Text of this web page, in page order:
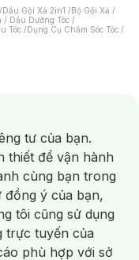
/Dầu Gội Xả 2in1 /Bộ Gội Xả /
/ Dầu Dưỡng Tóc /
Tóc /Dụng Cụ Chăm Sóc Tóc /
Hơi /Nước Rửa Tay/
Chải Điện/
/ Nước Súc Miệng/
Sinh/Dưỡng Vùng Kín/
/Bọt Cạo Râu /Dao Cạo Râu/
Hóa/ Da Mụn/
Tàn Nhang
tư của bạn.
thiết để vận hành
cùng bạn trong
đồng ý của bạn,
tôi cũng sử dụng
trực tuyến của
phù hợp với sở